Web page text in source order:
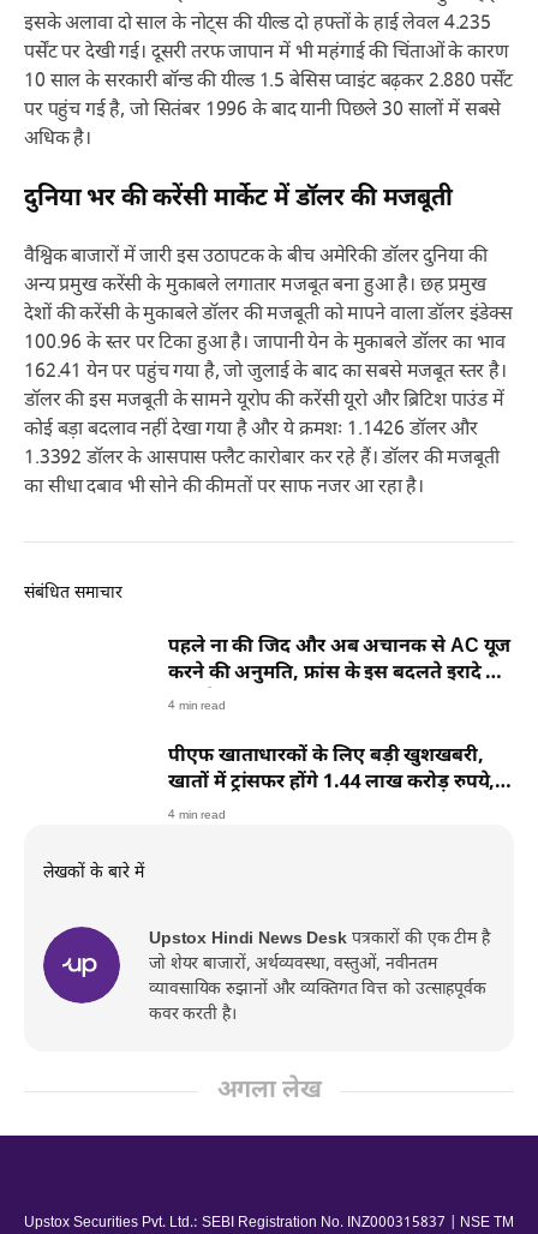
इसके अलावा दो साल के नोट्स की यील्ड दो हफ्तों के हाई लेवल 4.235
पर्सेंट पर देखी गई। दूसरी तरफ जापान में भी महंगाई की चिंताओं के कारण
10 साल के सरकारी बॉन्ड की यील्ड 1.5 बेसिस प्वाइंट बढ़कर 2.880 पर्सेंट
पर पहुंच गई है, जो सितंबर 1996 के बाद यानी पिछले 30 सालों में सबसे
अधिक है।
दुनिया भर की करेंसी मार्केट में डॉलर की मजबूती
वैश्विक बाजारों में जारी इस उठापटक के बीच अमेरिकी डॉलर दुनिया की
अन्य प्रमुख करेंसी के मुकाबले लगातार मजबूत बना हुआ है। छह प्रमुख
देशों की करेंसी के मुकाबले डॉलर की मजबूती को मापने वाला डॉलर इंडेक्स
100.96 के स्तर पर टिका हुआ है। जापानी येन के मुकाबले डॉलर का भाव
162.41 येन पर पहुंच गया है, जो जुलाई के बाद का सबसे मजबूत स्तर है।
डॉलर की इस मजबूती के सामने यूरोप की करेंसी यूरो और ब्रिटिश पाउंड में
कोई बड़ा बदलाव नहीं देखा गया है और ये क्रमशः 1.1426 डॉलर और
1.3392 डॉलर के आसपास फ्लैट कारोबार कर रहे हैं। डॉलर की मजबूती
का सीधा दबाव भी सोने की कीमतों पर साफ नजर आ रहा है।
संबंधित समाचार
पहले ना की जिद और अब अचानक से AC यूज
करने की अनुमति, फ्रांस के इस बदलते इरादे ने
क्यों छेड़ दी बहस
4 min read
पीएफ खाताधारकों के लिए बड़ी खुशखबरी,
खातों में ट्रांसफर होंगे 1.44 लाख करोड़ रुपये,
तारीख तय
4 min read
लेखकों के बारे में
Upstox Hindi News Desk पत्रकारों की एक टीम है
जो शेयर बाजारों, अर्थव्यवस्था, वस्तुओं, नवीनतम
व्यावसायिक रुझानों और व्यक्तिगत वित्त को उत्साहपूर्वक
कवर करती है।
अगला लेख
Upstox Securities Pvt. Ltd.: SEBI Registration No. INZ000315837 | NSE TM